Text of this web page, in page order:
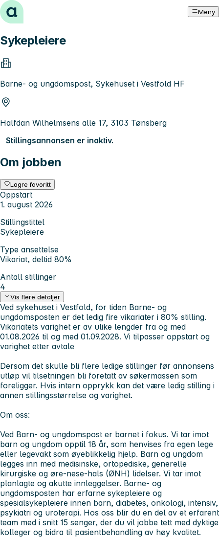
Hopp til innhold Meny
Sykepleiere
Barne- og ungdomspost, Sykehuset i Vestfold HF
Halfdan Wilhelmsens alle 17, 3103 Tønsberg
Stillingsannonsen er inaktiv.
Om jobben
Lagre favoritt
Oppstart
1. august 2026
Stillingstittel
Sykepleiere
Type ansettelse
Vikariat, deltid 80%
Antall stillinger
4
Vis flere detaljer
Ved sykehuset i Vestfold, for tiden Barne- og
ungdomsposten er det ledig fire vikariater i 80% stilling.
Vikariatets varighet er av ulike lengder fra og med
01.08.2026 til og med 01.09.2028. Vi tilpasser oppstart og
varighet etter avtale
Dersom det skulle bli flere ledige stillinger før annonsens
utløp vil tilsetningen bli foretatt av søkermassen som
foreligger. Hvis intern opprykk kan det være ledig stilling i
annen stillingsstørrelse og varighet.
Om oss:
Ved Barn- og ungdomspost er barnet i fokus. Vi tar imot
barn og ungdom opptil 18 år, som henvises fra egen lege
eller legevakt som øyeblikkelig hjelp. Barn og ungdom
legges inn med medisinske, ortopediske, generelle
kirurgiske og øre-nese-hals (ØNH) lidelser. Vi tar imot
planlagte og akutte innleggelser. Barne- og
ungdomsposten har erfarne sykepleiere og
spesialsykepleiere innen barn, diabetes, onkologi, intensiv,
psykiatri og uroterapi. Hos oss blir du en del av et erfarent
team med i snitt 15 senger, der du vil jobbe tett med dyktige
kolleger og bidra til pasientbehandling av høy kvalitet.